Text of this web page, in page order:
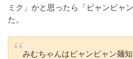
ミク」かと思ったら「ビャンビャ
た。
みむちゃんはビャンビャン麺